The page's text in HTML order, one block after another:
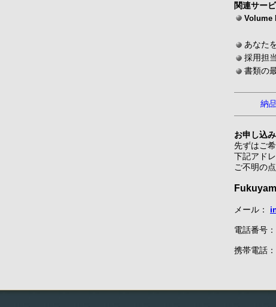
関連サー
Volume
あなた
採用担
書類の
納
お申し込
先ずはご
下記アド
ご不明の
メール：
電話番号
携帯電話